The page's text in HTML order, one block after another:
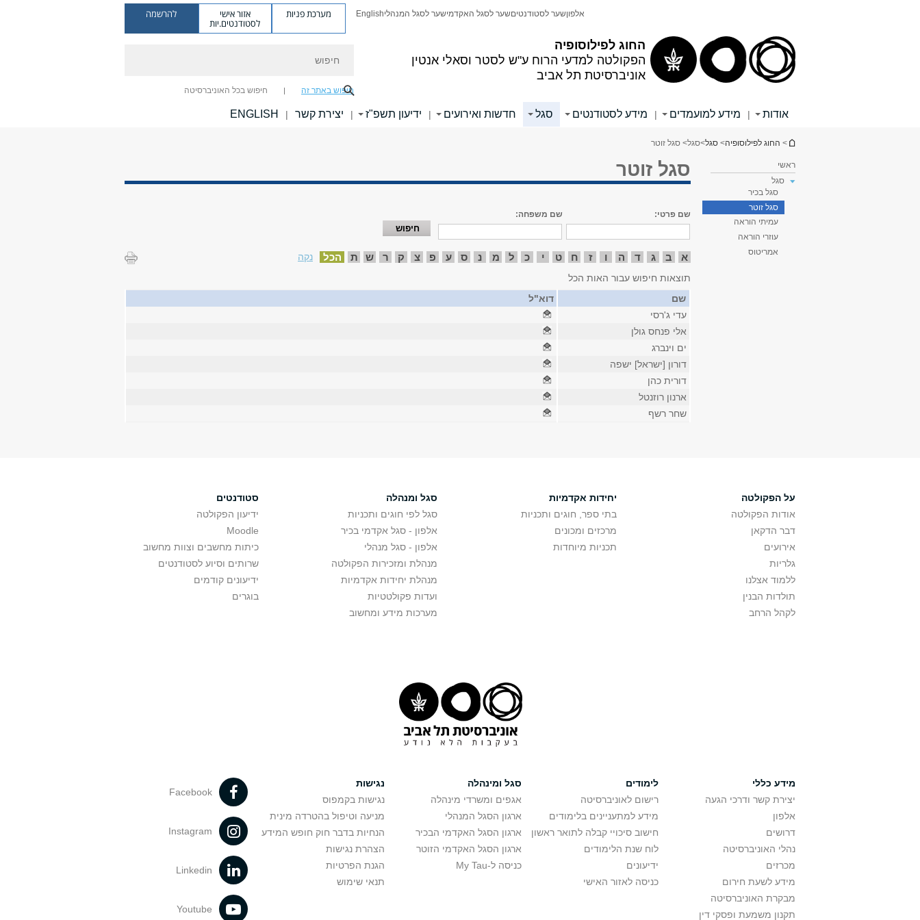
החוג לפילוסופיה
הפקולטה למדעי הרוח ע"ש לסטר וסאלי אנטין
אוניברסיטת תל אביב
אלפוןשער לסטודנטיםשער לסגל האקדמישער לסגל המנהליEnglish מערכת פניות אזור אישי
לסטודנטים.יות
להרשמה
חיפוש באתר זה חיפוש בכל האוניברסיטה
אודות | מידע למועמדים | מידע לסטודנטים סגל חדשות ואירועים | ידיעון תשפ"ז | יצירת קשר |
ENGLISH
הינך נמצא כאן
> החוג לפילוסופיה> סגל>סגל> סגל זוטר
ראשי
סגל
סגל בכיר
סגל זוטר
עמיתי הוראה
עוזרי הוראה
אמריטוס
סגל זוטר
שם פרטי: שם משפחה:
א ב ג ד ה ו ז ח ט י כ ל מ נ ס ע פ צ ק ר ש ת הכל
נקה
תוצאות חיפוש עבור האות הכל
שם
דוא"ל
עדי ג'רסי
אלי פנחס גולן
ים וינברג
דורון [ישראל] ישפה
דורית כהן
ארנון רוזנטל
שחר רשף
על הפקולטה
אודות הפקולטה
דבר הדקאן
אירועים
גלריות
ללמוד אצלנו
תולדות הבנין
לקהל הרחב
יחידות אקדמיות
בתי ספר, חוגים ותכניות
מרכזים ומכונים
תכניות מיוחדות
סגל ומנהלה
סגל לפי חוגים ותכניות
אלפון - סגל אקדמי בכיר
אלפון - סגל מנהלי
מנהלת ומזכירות הפקולטה
מנהלת יחידות אקדמיות
ועדות פקולטטיות
מערכות מידע ומחשוב
סטודנטים
ידיעון הפקולטה
Moodle
כיתות מחשבים וצוות מחשוב
שרותים וסיוע לסטודנטים
ידיעונים קודמים
בוגרים
מידע כללי
יצירת קשר ודרכי הגעה
אלפון
דרושים
נהלי האוניברסיטה
מכרזים
מידע לשעת חירום
מבקרת האוניברסיטה
תקנון משמעת ופסקי דין
לימודים
רישום לאוניברסיטה
מידע למתעניינים בלימודים
חישוב סיכויי קבלה לתואר ראשון
לוח שנת הלימודים
ידיעונים
כניסה לאזור האישי
סגל ומינהלה
אגפים ומשרדי מינהלה
ארגון הסגל המנהלי
ארגון הסגל האקדמי הבכיר
ארגון הסגל האקדמי הזוטר
כניסה ל-My Tau
נגישות
נגישות בקמפוס
מניעה וטיפול בהטרדה מינית
הנחיות בדבר חוק חופש המידע
הצהרת נגישות
הגנת הפרטיות
תנאי שימוש
Facebook
Instagram
Linkedin
Youtube